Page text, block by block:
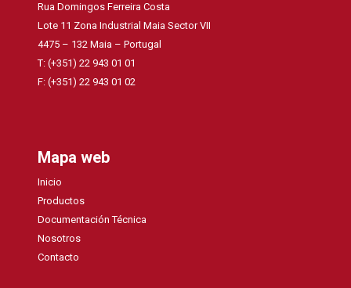
Rua Domingos Ferreira Costa
Lote 11 Zona Industrial Maia Sector VII
4475 – 132 Maia – Portugal
T: (+351) 22 943 01 01
F: (+351) 22 943 01 02
Mapa web
Inicio
Productos
Documentación Técnica
Nosotros
Contacto